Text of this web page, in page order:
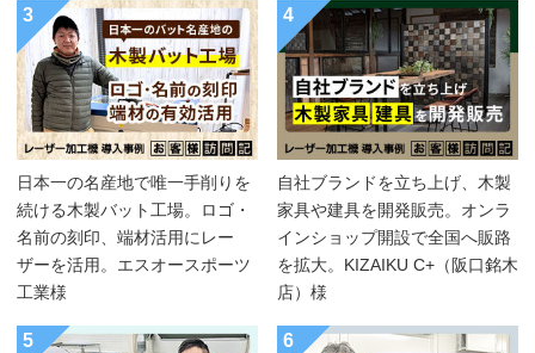
3
日本一の名産地で唯一手削りを
続ける木製バット工場。ロゴ・
名前の刻印、端材活用にレー
ザーを活用。エスオースポーツ
工業様
4
自社ブランドを立ち上げ、木製
家具や建具を開発販売。オンラ
インショップ開設で全国へ販路
を拡大。KIZAIKU C+（阪口銘木
店）様
5 6